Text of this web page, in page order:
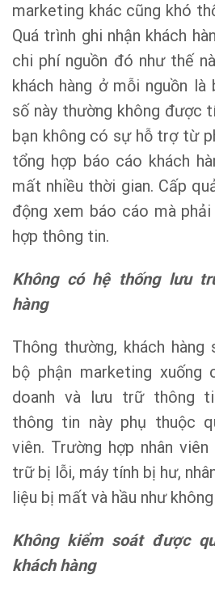
marketing khác cũng khó
Quá trình ghi nhận khách
chi phí nguồn đó như thế
khách hàng ở mỗi nguồn là
số này thường không được
bạn không có sự hỗ trợ từ
tổng hợp báo cáo khách
mất nhiều thời gian. Cấp
động xem báo cáo mà
hợp thông tin.
Không có hệ thống lưu
hàng
Thông thường, khách
bộ phận marketing xuống
doanh và lưu trữ thông
thông tin này phụ thuộc
viên. Trường hợp nhân
trữ bị lỗi, máy tính bị hư,
liệu bị mất và hầu như
Không kiểm soát được
khách hàng